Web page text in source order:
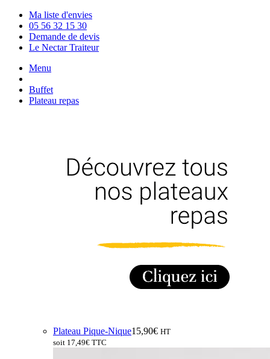
Ma liste d'envies
05 56 32 15 30
Demande de devis
Le Nectar Traiteur
Menu
Buffet
Plateau repas
Plateau Pique-Nique15,90€ HT
soit 17,49€ TTC